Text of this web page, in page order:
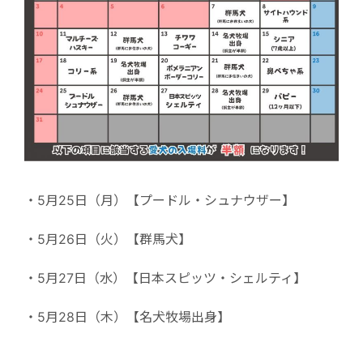
・5月25日（月）【プードル・シュナウザー】
・5月26日（火）【群馬犬】
・5月27日（水）【日本スピッツ・シェルティ】
・5月28日（木）【名犬牧場出身】